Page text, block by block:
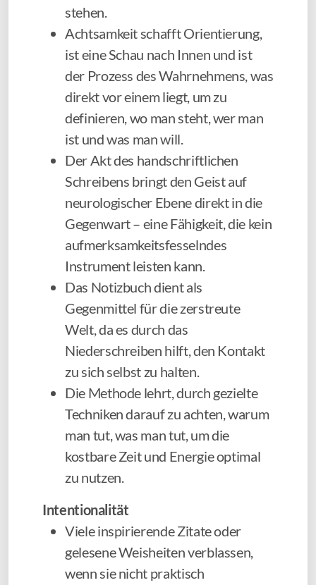
stehen.
Achtsamkeit schafft Orientierung,
ist eine Schau nach Innen und ist
der Prozess des Wahrnehmens, was
direkt vor einem liegt, um zu
definieren, wo man steht, wer man
ist und was man will.
Der Akt des handschriftlichen
Schreibens bringt den Geist auf
neurologischer Ebene direkt in die
Gegenwart – eine Fähigkeit, die kein
aufmerksamkeitsfesselndes
Instrument leisten kann.
Das Notizbuch dient als
Gegenmittel für die zerstreute
Welt, da es durch das
Niederschreiben hilft, den Kontakt
zu sich selbst zu halten.
Die Methode lehrt, durch gezielte
Techniken darauf zu achten, warum
man tut, was man tut, um die
kostbare Zeit und Energie optimal
zu nutzen.
Intentionalität
Viele inspirierende Zitate oder
gelesene Weisheiten verblassen,
wenn sie nicht praktisch